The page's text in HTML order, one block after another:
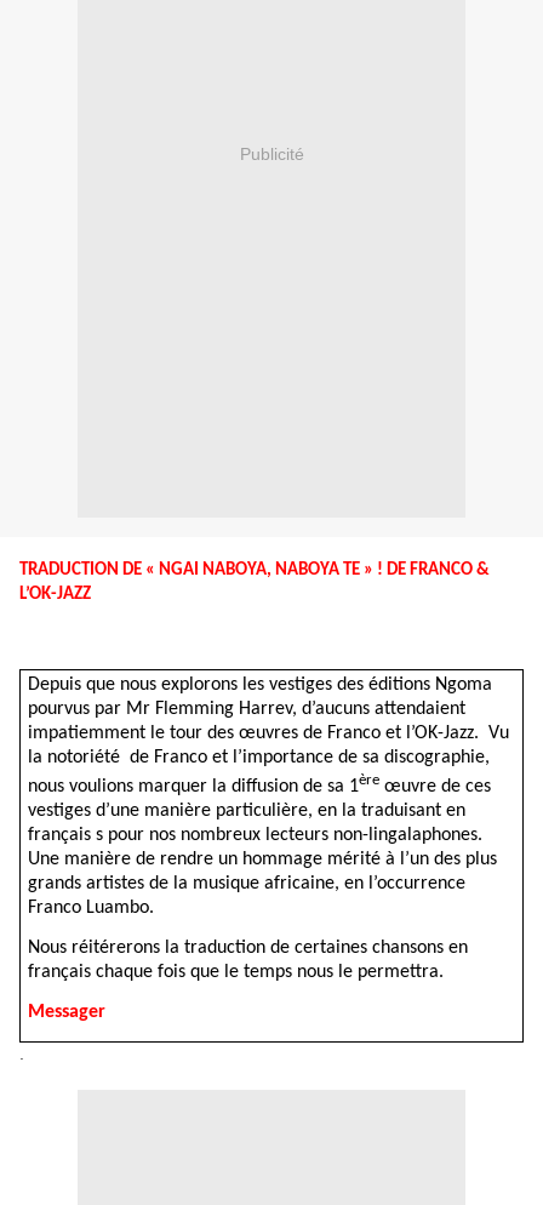
Publicité
TRADUCTION DE « NGAI NABOYA, NABOYA TE » ! DE FRANCO &
L’OK-JAZZ
Depuis que nous explorons les vestiges des éditions Ngoma
pourvus par Mr Flemming Harrev, d’aucuns attendaient
impatiemment le tour des œuvres de Franco et l’OK-Jazz. Vu
la notoriété de Franco et l’importance de sa discographie,
nous voulions marquer la diffusion de sa 1èreœuvre de ces
vestiges d’une manière particulière, en la traduisant en
français s pour nos nombreux lecteurs non-lingalaphones.
Une manière de rendre un hommage mérité à l’un des plus
grands artistes de la musique africaine, en l’occurrence
Franco Luambo.
Nous réitérerons la traduction de certaines chansons en
français chaque fois que le temps nous le permettra.
Messager